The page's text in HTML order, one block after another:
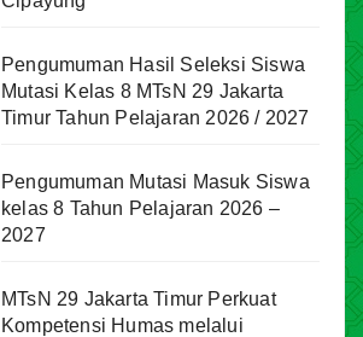
Pengumuman Hasil Seleksi Siswa
Mutasi Kelas 8 MTsN 29 Jakarta
Timur Tahun Pelajaran 2026 / 2027
Pengumuman Mutasi Masuk Siswa
kelas 8 Tahun Pelajaran 2026 –
2027
MTsN 29 Jakarta Timur Perkuat
Kompetensi Humas melalui